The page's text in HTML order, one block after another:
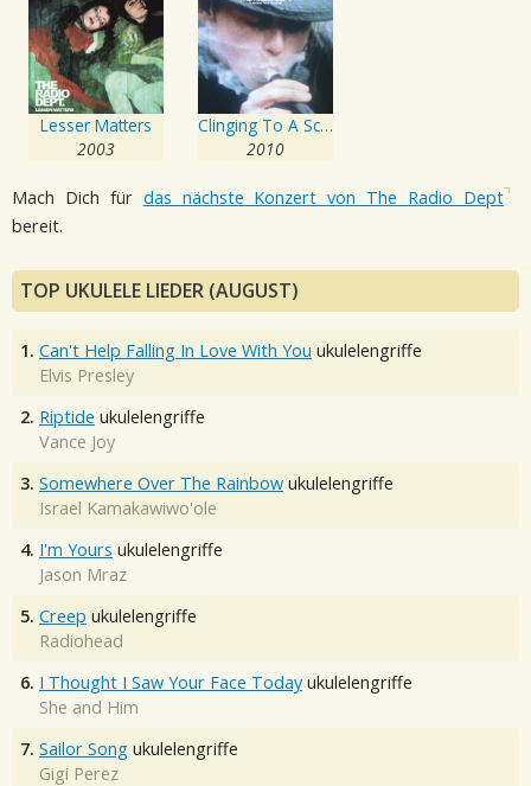
Lesser Matters
2003
Clinging To A Scheme
2010
Mach Dich für das nächste Konzert von The Radio Dept
bereit.
TOP UKULELE LIEDER (AUGUST)
1. Can't Help Falling In Love With You ukulelengriffe
Elvis Presley
2. Riptide ukulelengriffe
Vance Joy
3. Somewhere Over The Rainbow ukulelengriffe
Israel Kamakawiwo'ole
4. I'm Yours ukulelengriffe
Jason Mraz
5. Creep ukulelengriffe
Radiohead
6. I Thought I Saw Your Face Today ukulelengriffe
She and Him
7. Sailor Song ukulelengriffe
Gigi Perez